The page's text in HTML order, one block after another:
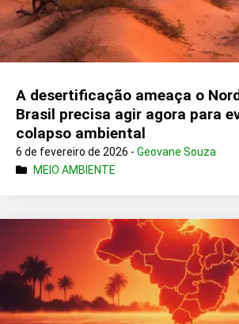
A desertificação ameaça o
Brasil precisa agir agora para
colapso ambiental
6 de fevereiro de 2026 - Geovane Souza
MEIO AMBIENTE